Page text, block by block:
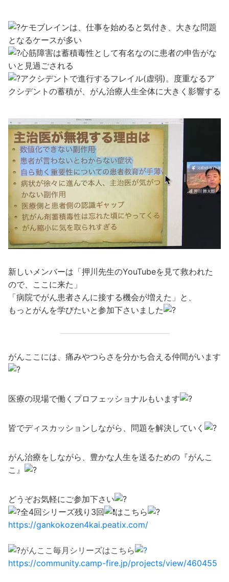
ケモブレインは、仕事を始めると気付き、大きな問題
となるケースが多い
心筋障害は蓄積毒性として有名なのに患者の申告がな
いと見過ごされる
アクシデントで進行するフレイル(虚弱)。度重なるア
クシデントの蓄積が、がん治療人生全体に大きく影響する
新しいメンバーは「押川先生のYouTubeを見て救われた
ので、ここに来た」
「病院でがん患者さんに接する機会が増えた」と、
もっとがんを学びたいと参加下さいました
がんここには、痛みやつらさを分かち合える仲間がいます
医療の現場で働くプロフェッショナルもいます
皆でディスカッションしながら、問題を解決していく
がん治療をしながら、豊かな人生を送るための『がんこ
こ』
どうぞお気軽にご参加下さい
全4回シリーズ残り3回
はこちら️
https://gankokozen4kai.peatix.com/
がんここ毎月シリーズはこちら
https://community.camp-fire.jp/projects/view/460455